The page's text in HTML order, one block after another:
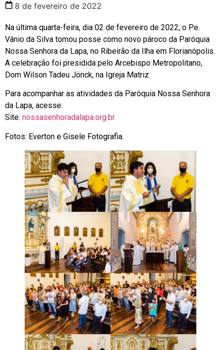
8 de fevereiro de 2022
Na última quarta-feira, dia 02 de fevereiro de 2022, o Pe.
Vânio da Silva tomou posse como novo pároco da Paróquia
Nossa Senhora da Lapa, no Ribeirão da Ilha em Florianópolis.
A celebração foi presidida pelo Arcebispo Metropolitano,
Dom Wilson Tadeu Jönck, na Igreja Matriz.
Para acompanhar as atividades da Paróquia Nossa Senhora
da Lapa, acesse:
Site: nossasenhoradalapa.org.br
Fotos: Everton e Gisele Fotografia.